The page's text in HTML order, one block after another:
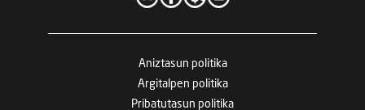
Aniztasun politika
Argitalpen politika
Pribatutasun politika